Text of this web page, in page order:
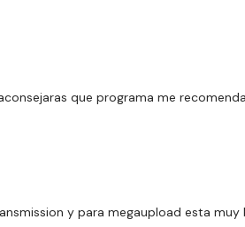
que programa me
y para megaupload esta muy